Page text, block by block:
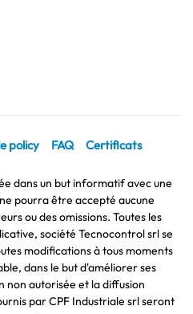
policy FAQ Certificats
dans un but informatif avec une
pourra être accepté aucune
ou des omissions. Toutes les
société Tecnocontrol srl se
modifications à tous moments
dans le but d'améliorer ses
non autorisée et la diffusion
par CPF Industriale srl seront